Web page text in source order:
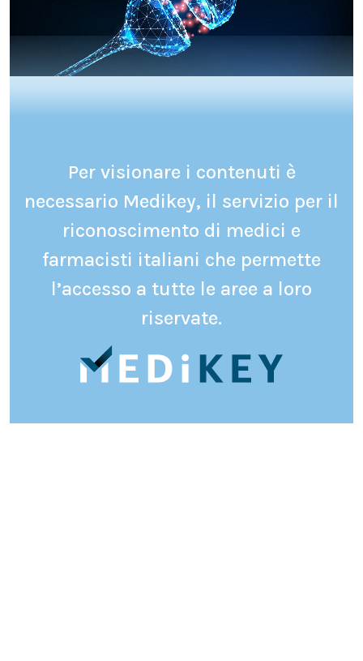
Per visionare i contenuti è
necessario Medikey, il servizio per il
riconoscimento di medici e
farmacisti italiani che permette
l’accesso a tutte le aree a loro
riservate.